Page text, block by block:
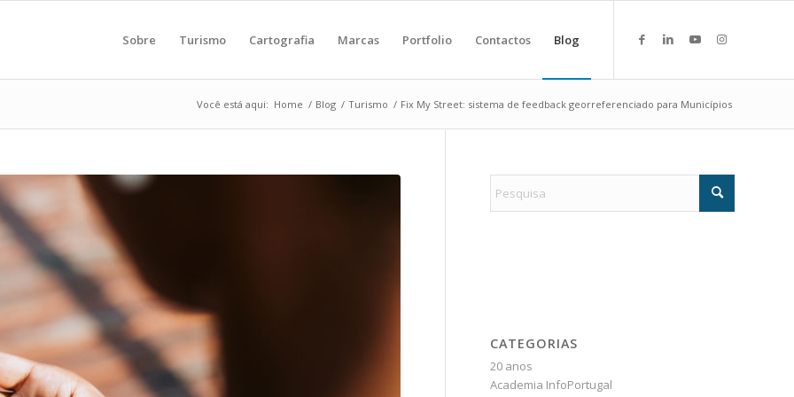
Sobre Turismo Cartografia Marcas Portfolio Contactos Blog
Você está aqui: Home / Blog / Turismo / Fix My Street: sistema de feedback georreferenciado para Municípios
CATEGORIAS
20 anos
Academia InfoPortugal